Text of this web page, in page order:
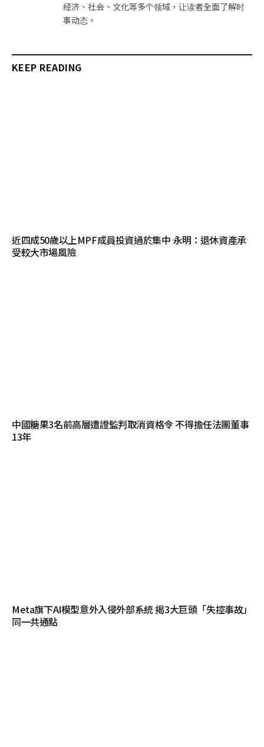
经济、社会、文化等多个领域，让读者全面了解时
事动态。
KEEP READING
近四成50歲以上MPF成員投資過於集中 永明：退休資產承
受較大市場風險
中國糖果3名前高層遭證監判取消資格令 不得擔任法團董事
13年
Meta旗下AI模型意外入侵外部系統 揭3大巨頭「失控事故」
同一共通點